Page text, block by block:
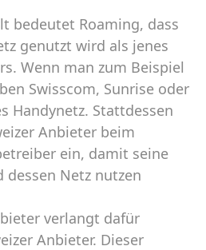
bedeutet Roaming, dass
genutzt wird als jenes
Wenn man zum Beispiel
Swisscom, Sunrise oder
Handynetz. Stattdessen
Anbieter beim
ein, damit seine
dessen Netz nutzen
verlangt dafür
Anbieter. Dieser